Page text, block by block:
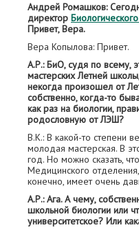
Андрей Ромашков:
директор
Привет, Вера.
Вера Копылова: Привет.
А.Р.: БиО, судя по всему,
мастерских Летней
некогда произошел от
собственно, когда-то
как раз на биологии,
родословную от ЛЭШ?
В.К.: В какой-то степени
молодая мастерская. В
год. Но можно сказать,
Медицинского
конечно, имеет очень
А.Р.: Ага. А чему,
школьной биологии или
университетское? Или